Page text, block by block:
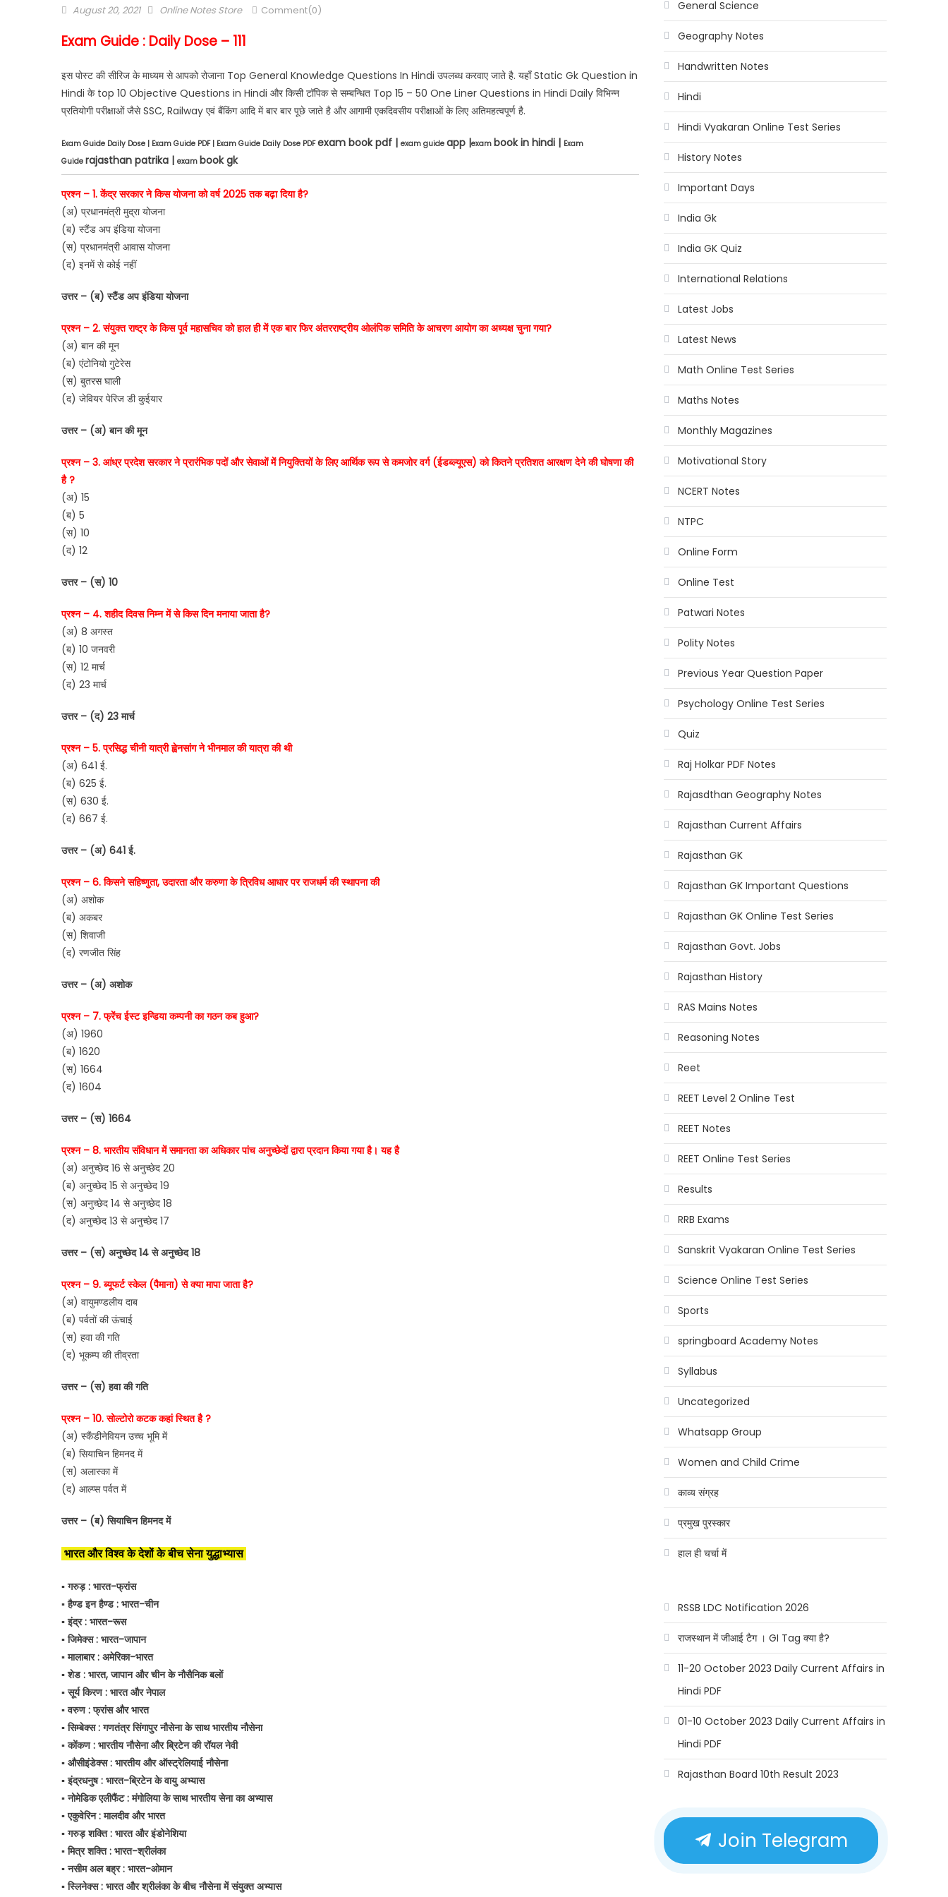
August 20, 2021 Online Notes Store Comment(0)
Exam Guide : Daily Dose – 111
इस पोस्ट की सीरिज के माध्यम से आपको रोजाना Top General Knowledge Questions In Hindi उपलब्ध करवाए जाते है. यहाँ Static Gk Question in
Hindi के top 10 Objective Questions in Hindi और किसी टॉपिक से सम्बन्धित Top 15 – 50 One Liner Questions in Hindi Daily विभिन्न
प्रतियोगी परीक्षाओं जैसे SSC, Railway एवं बैंकिंग आदि में बार बार पूछे जाते है और आगामी एकदिवसीय परीक्षाओं के लिए अतिमहत्वपूर्ण है.
Exam Guide Daily Dose | Exam Guide PDF | Exam Guide Daily Dose PDFexam book pdf | exam guide app |exam book in hindi | Exam
Guide rajasthan patrika | exam book gk
प्रश्न – 1. केंद्र सरकार ने किस योजना को वर्ष 2025 तक बढ़ा दिया है?
(अ) प्रधानमंत्री मुद्रा योजना
(ब) स्टैंड अप इंडिया योजना
(स) प्रधानमंत्री आवास योजना
(द) इनमें से कोई नहीं
उत्तर – (ब) स्टैंड अप इंडिया योजना
प्रश्न – 2. संयुक्त राष्ट्र के किस पूर्व महासचिव को हाल ही में एक बार फिर अंतरराष्ट्रीय ओलंपिक समिति के आचरण आयोग का अध्यक्ष चुना गया?
(अ) बान की मून
(ब) एंटोनियो गुटेरेस
(स) बुतरस घाली
(द) जेवियर पेरिज डी कुईयार
उत्तर – (अ) बान की मून
प्रश्न – 3. आंध्र प्रदेश सरकार ने प्रारंभिक पदों और सेवाओं में नियुक्तियों के लिए आर्थिक रूप से कमजोर वर्ग (ईडब्ल्यूएस) को कितने प्रतिशत आरक्षण देने की घोषणा की
है ?
(अ) 15
(ब) 5
(स) 10
(द) 12
उत्तर – (स) 10
प्रश्न – 4. शहीद दिवस निम्न में से किस दिन मनाया जाता है?
(अ) 8 अगस्त
(ब) 10 जनवरी
(स) 12 मार्च
(द) 23 मार्च
उत्तर – (द) 23 मार्च
प्रश्न – 5. प्रसिद्ध चीनी यात्री ह्वेनसांग ने भीनमाल की यात्रा की थी
(अ) 641 ई.
(ब) 625 ई.
(स) 630 ई.
(द) 667 ई.
उत्तर – (अ) 641 ई.
प्रश्न – 6. किसने सहिष्णुता, उदारता और करुणा के त्रिविध आधार पर राजधर्म की स्थापना की
(अ) अशोक
(ब) अकबर
(स) शिवाजी
(द) रणजीत सिंह
उत्तर – (अ) अशोक
प्रश्न – 7. फ्रेंच ईस्ट इन्डिया कम्पनी का गठन कब हुआ?
(अ) 1960
(ब) 1620
(स) 1664
(द) 1604
उत्तर – (स) 1664
प्रश्न – 8. भारतीय संविधान में समानता का अधिकार पांच अनुच्छेदों द्वारा प्रदान किया गया है। यह है
(अ) अनुच्छेद 16 से अनुच्छेद 20
(ब) अनुच्छेद 15 से अनुच्छेद 19
(स) अनुच्छेद 14 से अनुच्छेद 18
(द) अनुच्छेद 13 से अनुच्छेद 17
उत्तर – (स) अनुच्छेद 14 से अनुच्छेद 18
प्रश्न – 9. ब्यूफर्ट स्केल (पैमाना) से क्या मापा जाता है?
(अ) वायुमण्डलीय दाब
(ब) पर्वतों की ऊंचाई
(स) हवा की गति
(द) भूकम्प की तीव्रता
उत्तर – (स) हवा की गति
प्रश्न – 10. सोल्टोरो कटक कहां स्थित है ?
(अ) स्कैंडीनेवियन उच्च भूमि में
(ब) सियाचिन हिमनद में
(स) अलास्का में
(द) आल्प्स पर्वत में
उत्तर – (ब) सियाचिन हिमनद में
भारत और विश्व के देशों के बीच सेना युद्धाभ्यास
▪️ गरुड़ : भारत-फ्रांस
▪️ हैण्ड इन हैण्ड : भारत-चीन
▪️ इंद्र : भारत-रूस
▪️ जिमेक्स : भारत-जापान
▪️ मालाबार : अमेरिका-भारत
▪️ शेड : भारत, जापान और चीन के नौसैनिक बलों
▪️ सूर्य किरण : भारत और नेपाल
▪️ वरुण : फ्रांस और भारत
▪️ सिम्बेक्स : गणतंत्र सिंगापुर नौसेना के साथ भारतीय नौसेना
▪️ कोंकण : भारतीय नौसेना और ब्रिटेन की रॉयल नेवी
▪️ औसीइंडेक्स : भारतीय और ऑस्ट्रेलियाई नौसेना
▪️ इंद्रधनुष : भारत-ब्रिटेन के वायु अभ्यास
▪️ नोमेडिक एलीफैंट : मंगोलिया के साथ भारतीय सेना का अभ्यास
▪️ एकुवेरिन : मालदीव और भारत
▪️ गरुड़ शक्ति : भारत और इंडोनेशिया
▪️ मित्र शक्ति : भारत-श्रीलंका
▪️ नसीम अल बह्र : भारत-ओमान
▪️ स्लिनेक्स : भारत और श्रीलंका के बीच नौसेना में संयुक्त अभ्यास
General Science
Geography Notes
Handwritten Notes
Hindi
Hindi Vyakaran Online Test Series
History Notes
Important Days
India Gk
India GK Quiz
International Relations
Latest Jobs
Latest News
Math Online Test Series
Maths Notes
Monthly Magazines
Motivational Story
NCERT Notes
NTPC
Online Form
Online Test
Patwari Notes
Polity Notes
Previous Year Question Paper
Psychology Online Test Series
Quiz
Raj Holkar PDF Notes
Rajasdthan Geography Notes
Rajasthan Current Affairs
Rajasthan GK
Rajasthan GK Important Questions
Rajasthan GK Online Test Series
Rajasthan Govt. Jobs
Rajasthan History
RAS Mains Notes
Reasoning Notes
Reet
REET Level 2 Online Test
REET Notes
REET Online Test Series
Results
RRB Exams
Sanskrit Vyakaran Online Test Series
Science Online Test Series
Sports
springboard Academy Notes
Syllabus
Uncategorized
Whatsapp Group
Women and Child Crime
काव्य संग्रह
प्रमुख पुरस्कार
हाल ही चर्चा में
RSSB LDC Notification 2026
राजस्थान में जीआई टैग । GI Tag क्या है?
11-20 October 2023 Daily Current Affairs in
Hindi PDF
01-10 October 2023 Daily Current Affairs in
Hindi PDF
Rajasthan Board 10th Result 2023
Join Telegram